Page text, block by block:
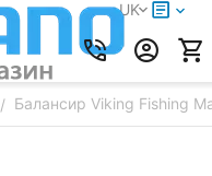
UK
/ Балансир Viking Fishing